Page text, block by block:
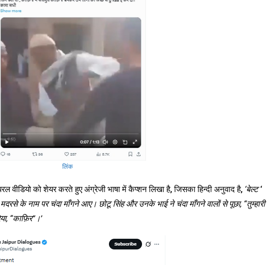
लिंक
वीडियो को शेयर करते हुए अंग्रेजी भाषा में कैप्शन लिखा है, जिसका हिन्दी अनुवाद है, ‘बेल्ट‘
के नाम पर चंदा माँगने आए। छोटू सिंह और उनके भाई ने चंदा माँगने वालों से पूछा, “तुम्हारी
“काफ़िर”।’